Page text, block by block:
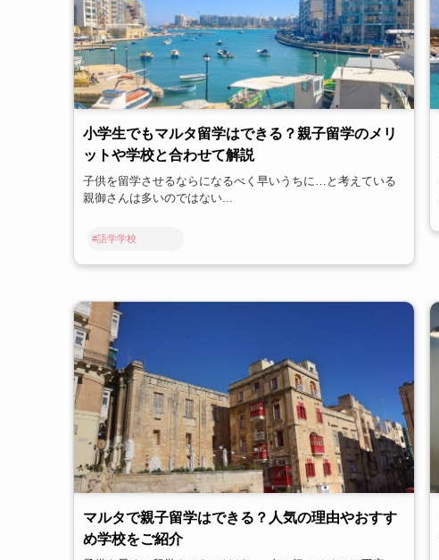
小学生でもマルタ留学はできる？親子留学のメリ
ットや学校と合わせて解説
子供を留学させるならになるべく早いうちに…と考えている
親御さんは多いのではない...
#語学学校
マルタで親子留学はできる？人気の理由やおすす
め学校をご紹介